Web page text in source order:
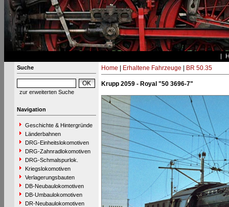
Suche
zur erweiterten Suche
Navigation
Geschichte & Hintergründe
Länderbahnen
DRG-Einheitslokomotiven
DRG-Zahnradlokomotiven
DRG-Schmalspurlok.
Kriegslokomotiven
Verlagerungsbauten
DB-Neubaulokomotiven
DB-Umbaulokomotiven
DR-Neubaulokomotiven
Home Erhaltene Fahrzeuge BR 50.35
Krupp 2059 - Royal "50 3696-7"